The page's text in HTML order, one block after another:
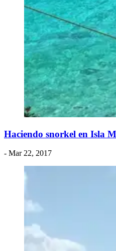
Haciendo snorkel en Isla
- Mar 22, 2017